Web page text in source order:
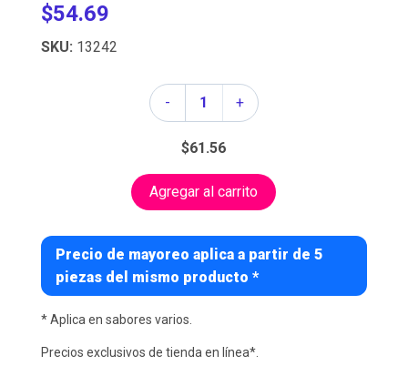
$54.69
SKU: 13242
-
Cantidad +
$61.56
Agregar al carrito
Precio de mayoreo aplica a partir de 5
piezas del mismo producto *
* Aplica en sabores varios.
Precios exclusivos de tienda en línea*.